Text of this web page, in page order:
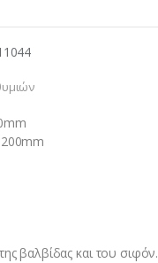
βαλβίδας και του σιφόν.